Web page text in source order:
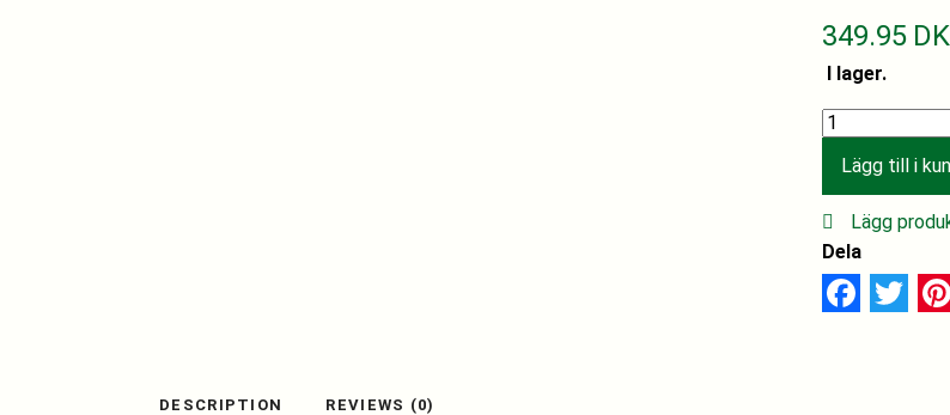
349.95
I lager.
Kendall
Pinot
Noir–
Estate
Collection
quantity
Lägg till i
Lägg
Dela
DESCRIPTION REVIEWS (0)